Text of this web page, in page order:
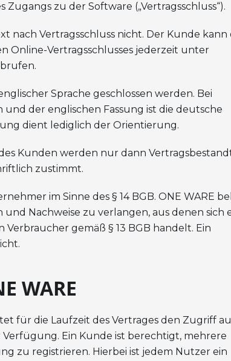
zu der Software („Vertragsschluss“).
nach Vertragsschluss nicht. Der Kunde kann
Online-Vertragsschlusses jederzeit unter
Sprache geschlossen werden. Bei
der englischen Fassung ist die deutsche
dient lediglich der Orientierung.
Kunden werden nur dann
zustimmt.
im Sinne des § 14 BGB. ONE WARE
Nachweise zu verlangen, aus denen sich
gemäß § 13 BGB handelt. Ein
WARE
für die Laufzeit des Vertrages den Zugriff
Ein Kunde ist berechtigt, mehrere
zu registrieren. Hierbei ist jedem Nutzer ein